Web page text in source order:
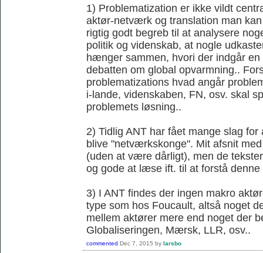
1) Problematization er ikke vildt
aktør-netværk og translation man
rigtig godt begreb til at analysere
politik og videnskab, at nogle
hænger sammen, hvori der indgår
debatten om global opvarmning..
problematizations hvad angår
i-lande, videnskaben, FN, osv. skal
problemets løsning..
2) Tidlig ANT har fået mange slag
blive "netværkskonge". Mit afsnit
(uden at være dårligt), men de
og gode at læse ift. til at forstå denne
3) I ANT findes der ingen makro
type som hos Foucault, altså noget
mellem aktører mere end noget der
Globaliseringen, Mærsk, LLR, osv..
commented Dec 7, 2015 by larsbo